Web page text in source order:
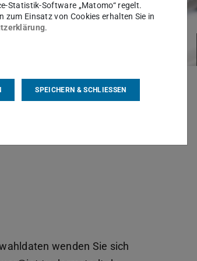
Predictive Control“
wenden Sie sich
Statistik-Software „Matomo“ regelt.
zum Einsatz von Cookies erhalten Sie in
.
SPEICHERN & SCHLIESSEN